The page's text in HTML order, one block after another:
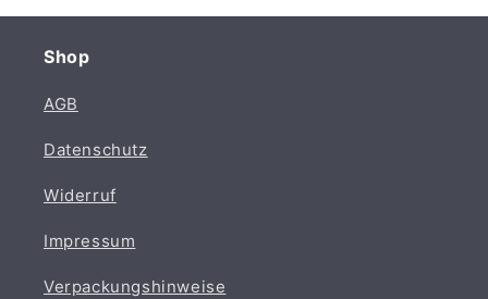
Shop
AGB
Datenschutz
Widerruf
Impressum
Verpackungshinweise